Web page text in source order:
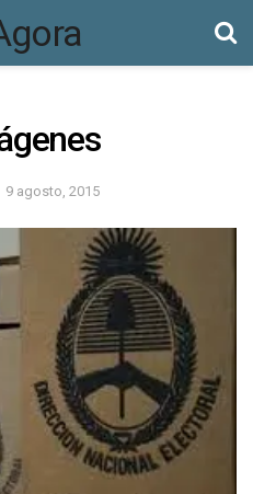
9 agosto, 2015